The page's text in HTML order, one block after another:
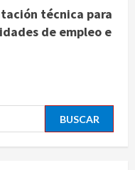
técnica para
de empleo e
de 5 mil dólares y un
apoyo de
el narco pero